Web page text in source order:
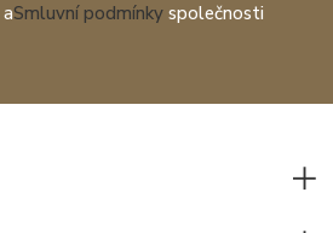
aSmluvní podmínky společnosti